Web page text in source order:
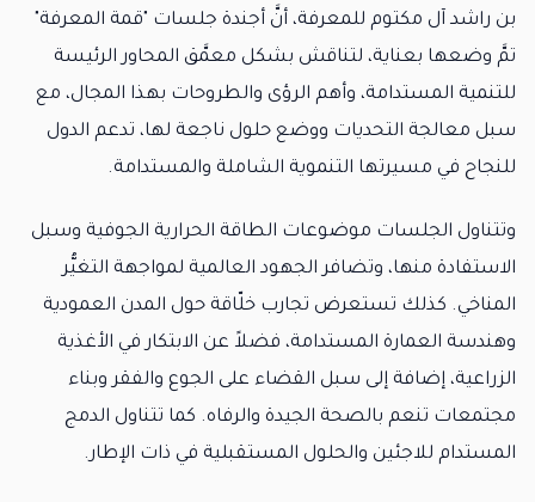
بن راشد آل مكتوم للمعرفة، أنَّ أجندة جلسات "قمة المعرفة"
تمَّ وضعها بعناية، لتناقش بشكل معمَّق المحاور الرئيسة
للتنمية المستدامة، وأهم الرؤى والطروحات بهذا المجال، مع
سبل معالجة التحديات ووضع حلول ناجعة لها، تدعم الدول
للنجاح في مسيرتها التنموية الشاملة والمستدامة.
وتتناول الجلسات موضوعات الطاقة الحرارية الجوفية وسبل
الاستفادة منها، وتضافر الجهود العالمية لمواجهة التغيُّر
المناخي. كذلك تستعرض تجارب خلّاقة حول المدن العمودية
وهندسة العمارة المستدامة، فضلاً عن الابتكار في الأغذية
الزراعية، إضافة إلى سبل القضاء على الجوع والفقر وبناء
مجتمعات تنعم بالصحة الجيدة والرفاه. كما تتناول الدمج
المستدام للاجئين والحلول المستقبلية في ذات الإطار.